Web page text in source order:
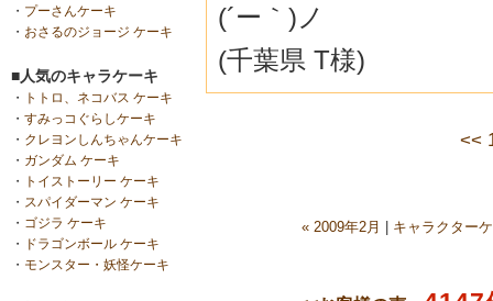
・ プーさんケーキ
・ おさるのジョージ ケーキ
■人気のキャラケーキ
・
トトロ、ネコバス ケーキ
・ すみっコぐらしケーキ
・ クレヨンしんちゃんケーキ
・ ガンダム ケーキ
・
トイストーリー ケーキ
・ スパイダーマン ケーキ
・ ゴジラ ケーキ
・
ドラゴンボール ケーキ
・ モンスター・妖怪ケーキ
(´ー｀)ノ
(千葉県 T様)
<<
« 2009年2月 キャラクター